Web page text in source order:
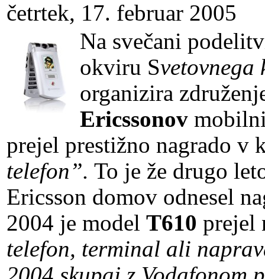
četrtek, 17. februar 2005
Na svečani
okviru Svetovnega
organizira
Ericssonov
prejel prestižno nagrado v
telefon”. To je že drugo
Ericsson domov odnesel
2004 je model T610 prejel
telefon, terminal ali